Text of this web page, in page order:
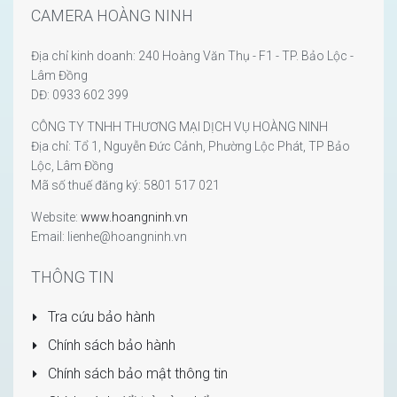
CAMERA HOÀNG NINH
Địa chỉ kinh doanh: 240 Hoàng Văn Thụ - F1 - TP. Bảo Lộc -
Lâm Đồng
DĐ: 0933 602 399
CÔNG TY TNHH THƯƠNG MẠI DỊCH VỤ HOÀNG NINH
Địa chỉ: Tổ 1, Nguyễn Đức Cảnh, Phường Lộc Phát, TP Bảo
Lộc, Lâm Đồng
Mã số thuế đăng ký: 5801 517 021
Website: www.hoangninh.vn
Email: lienhe@hoangninh.vn
THÔNG TIN
Tra cứu bảo hành
Chính sách bảo hành
Chính sách bảo mật thông tin